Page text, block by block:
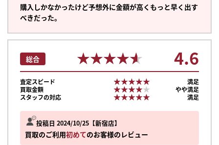
購入しかなかったけど予想外に金額が高くもっと早く出す
べきだった。
投稿日 2024/10/25 新宿店
買取のご利用初めてのお客様のレビュー
総合 ★★★★★
★★★★★ 4.6
査定スピード ★★★★★
★★★★★
満足
買取金額
★★★★★
★★★★★
やや満足
スタッフの対応
★★★★★
★★★★★ 満足